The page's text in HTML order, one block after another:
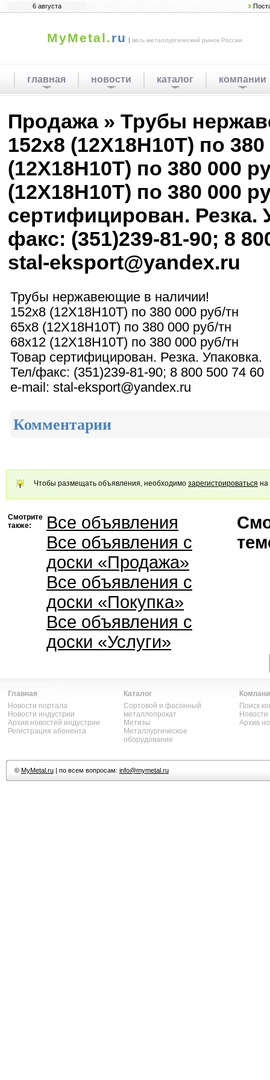
6 августа
MyMetal.ru | весь металлургический рынок России
главная новости каталог компании
Продажа » Трубы
152х8 (12Х18Н10Т) по
(12Х18Н10Т) по 380 000
(12Х18Н10Т) по 380 000
сертифицирован. Резка.
факс: (351)239-81-90; 8
stal-eksport@yandex.ru
Трубы нержавеющие в наличии!
152х8 (12Х18Н10Т) по 380 000 руб/тн
65х8 (12Х18Н10Т) по 380 000 руб/тн
68х12 (12Х18Н10Т) по 380 000 руб/тн
Товар сертифицирован. Резка. Упаковка.
Тел/факс: (351)239-81-90; 8 800 500 74 60
e-mail: stal-eksport@yandex.ru
Комментарии
Чтобы размещать объявления, необходимо зарегистрироваться на
Смотрите
также:
Все объявления
Все объявления с
доски «Продажа»
Все объявления с
доски «Покупка»
Все объявления с
доски «Услуги»
Главная
Новости портала
Новости индустрии
Архив новостей индустрии
Регистрация абонента
Каталог
Сортовой и фасонный
металлопрокат
Метизы
Металлургическое
оборудование
Поиск
Архив
© MyMetal.ru| по всем вопросам: info@mymetal.ru